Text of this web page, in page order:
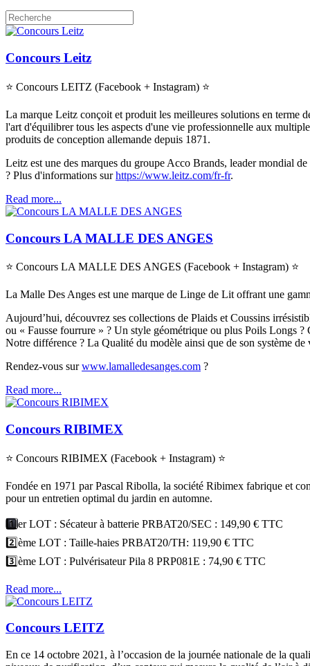
Concours Leitz
⭐ Concours LEITZ (Facebook + Instagram) ⭐
La marque Leitz conçoit et produit les meilleures solutions en terme
l'art d'équilibrer tous les aspects d'une vie professionnelle aux
produits de conception allemande depuis 1871.
Leitz est une des marques du groupe Acco Brands, leader mondial
? Plus d'informations surhttps://www.leitz.com/fr-fr.
Read more...
Concours LA MALLE DES ANGES
⭐ Concours LA MALLE DES ANGES (Facebook + Instagram) ⭐
La Malle Des Anges est une marque de Linge de Lit offrant une
Aujourd’hui, découvrez ses collections de Plaids et Coussins
ou « Fausse fourrure » ? Un style géométrique ou plus Poils Longs ?
Notre différence ? La Qualité du modèle ainsi que de son système de
Rendez-vous surwww.lamalledesanges.com ?
Read more...
Concours RIBIMEX
⭐ Concours RIBIMEX (Facebook + Instagram) ⭐
Fondée en 1971 par Pascal Ribolla, la société Ribimex fabrique et
pour un entretien optimal du jardin en automne.
1️⃣er LOT : Sécateur à batterie PRBAT20/SEC : 149,90 € TTC
2️⃣ème LOT : Taille-haies PRBAT20/TH: 119,90 € TTC
3️⃣ème LOT : Pulvérisateur Pila 8 PRP081E : 74,90 € TTC
Read more...
Concours LEITZ
En ce 14 octobre 2021, à l’occasion de la journée nationale de la